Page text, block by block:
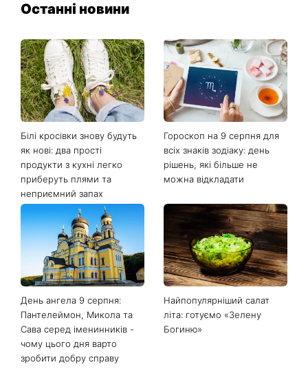
Останні новини
Білі кросівки знову будуть
як нові: два прості
продукти з кухні легко
приберуть плями та
неприємний запах
Гороскоп на 9 серпня для
всіх знаків зодіаку: день
рішень, які більше не
можна відкладати
День ангела 9 серпня:
Пантелеймон, Микола та
Сава серед іменинників -
чому цього дня варто
зробити добру справу
Найпопулярніший салат
літа: готуємо «Зелену
Богиню»